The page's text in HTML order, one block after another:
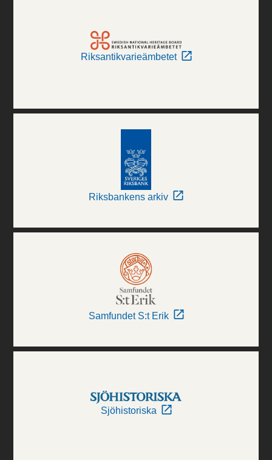
Riksantikvarieämbetet
Riksbankens arkiv
Samfundet S:t Erik
Sjöhistoriska